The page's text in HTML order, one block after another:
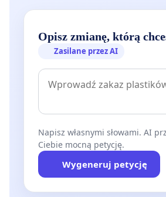
Opisz zmianę, którą
Zasilane przez AI
Napisz własnymi słowami. AI
Ciebie mocną petycję.
Wygeneruj petycję